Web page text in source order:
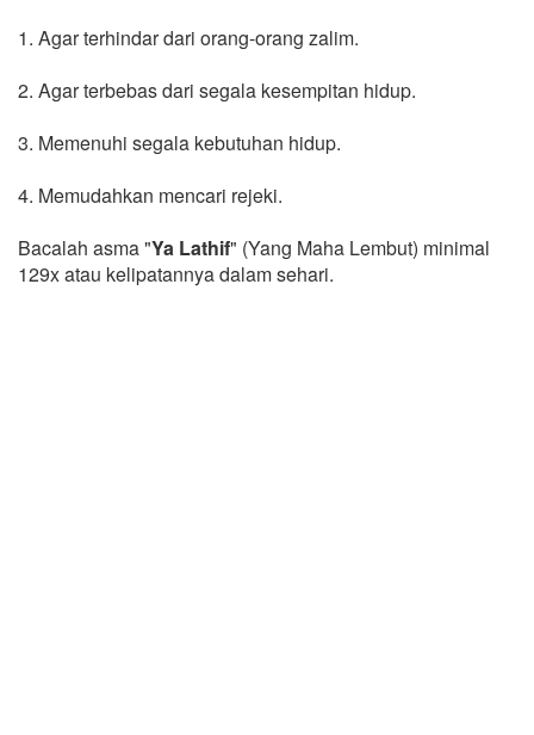
1. Agar terhindar dari orang-orang zalim.
2. Agar terbebas dari segala kesempitan hidup.
3. Memenuhi segala kebutuhan hidup.
4. Memudahkan mencari rejeki.
Bacalah asma "Ya Lathif" (Yang Maha Lembut) minimal
129x atau kelipatannya dalam sehari.